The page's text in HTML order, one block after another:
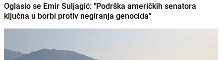
Oglasio se Emir Suljagić: "Podrška američkih senatora
ključna u borbi protiv negiranja genocida"